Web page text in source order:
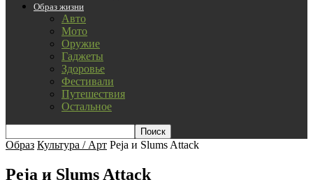
Образ жизни
Авто
Мото
Оружие
Гаджеты
Здоровье
Фестивали
Путешествия
Остальное
Образ Культура / Арт Peja и Slums Attack
Peja и Slums Attack